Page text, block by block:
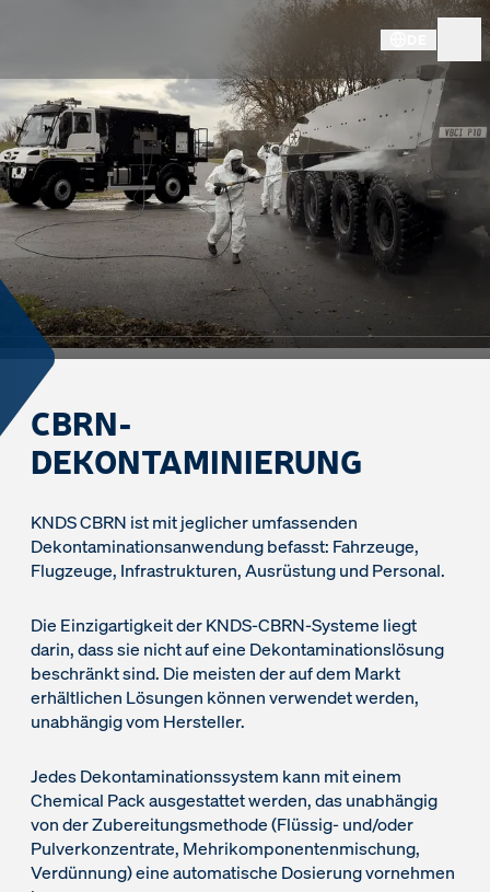
CBRN-
DEKONTAMINIERUNG
KNDS CBRN ist mit jeglicher umfassenden
Dekontaminationsanwendung befasst: Fahrzeuge,
Flugzeuge, Infrastrukturen, Ausrüstung und Personal.
Die Einzigartigkeit der KNDS-CBRN-Systeme liegt
darin, dass sie nicht auf eine Dekontaminationslösung
beschränkt sind. Die meisten der auf dem Markt
erhältlichen Lösungen können verwendet werden,
unabhängig vom Hersteller.
Jedes Dekontaminationssystem kann mit einem
Chemical Pack ausgestattet werden, das unabhängig
von der Zubereitungsmethode (Flüssig- und/oder
Pulverkonzentrate, Mehrikomponentenmischung,
Verdünnung) eine automatische Dosierung vornehmen